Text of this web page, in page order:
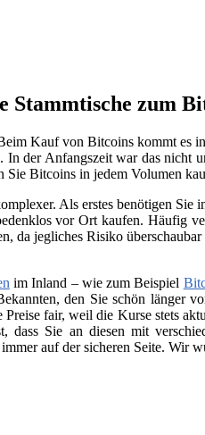
Stammtische zum
Kauf von Bitcoins kommt es
In der Anfangszeit war das
Bitcoins in jedem Volumen
Als erstes benötigen Sie
vor Ort kaufen. Häufig
da jegliches Risiko
im Inland – wie zum Beispiel
den Sie schön länger
fair, weil die Kurse stets
Sie an diesen mit
auf der sicheren Seite. Wir